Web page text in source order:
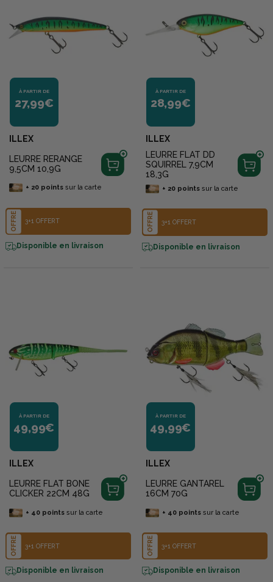
À PARTIR DE
27,99€
ILLEX
LEURRE RERANGE
9,5CM 10,9G
+ 20pointssur la carte
OFFRE 3+1 OFFERT
Disponible en livraison
À PARTIR DE
28,99€
ILLEX
LEURRE FLAT DD
SQUIRREL 7,9CM
18,3G
+ 20pointssur la carte
OFFRE 3+1 OFFERT
Disponible en livraison
À PARTIR DE
49,99€
ILLEX
LEURRE FLAT BONE
CLICKER 22CM 48G
+ 40pointssur la carte
OFFRE 3+1 OFFERT
Disponible en livraison
À PARTIR DE
49,99€
ILLEX
LEURRE GANTAREL
16CM 70G
+ 40pointssur la carte
OFFRE 3+1 OFFERT
Disponible en livraison